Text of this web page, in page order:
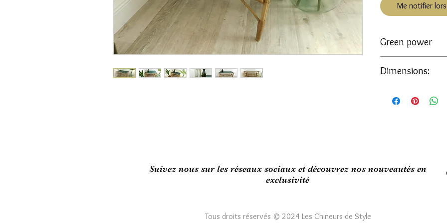
Me notifier
Green power
une touche
Table en bon état,
Dimensions:
Largeur: 45 cm
Suivez nous sur les réseaux sociaux et découvrez nos nouveautés en
exclusivité
Tous droits réservés © 2024 Les Chineurs de Style